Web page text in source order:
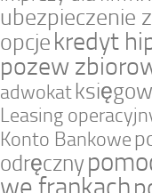
ubezpieczenie
opcjekredyt
pozew
adwokat
Leasing
Konto Bankowe
odręczny